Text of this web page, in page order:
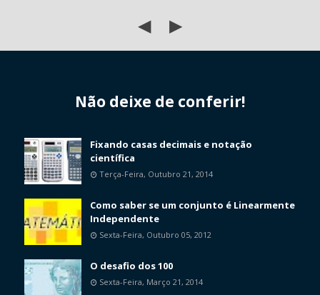
◀ ▶
Não deixe de conferir!
Fixando casas decimais e notação
científica
Terça-Feira, Outubro 21, 2014
Como saber se um conjunto é Linearmente
Independente
Sexta-Feira, Outubro 05, 2012
O desafio dos 100
Sexta-Feira, Março 21, 2014